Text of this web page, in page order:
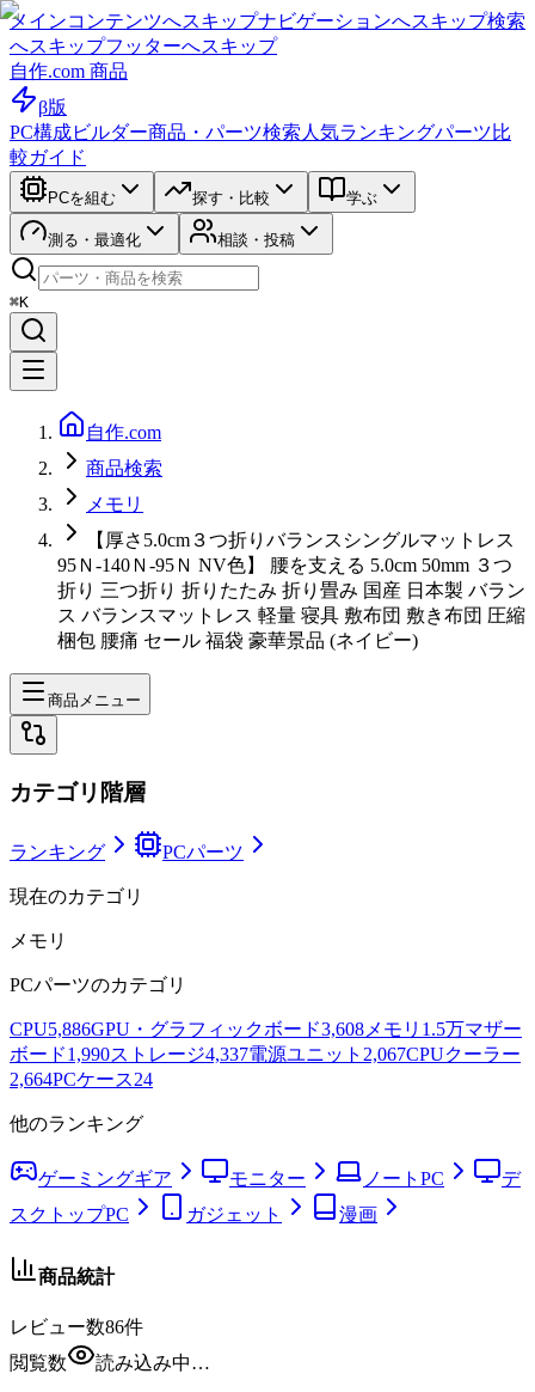
メインコンテンツへスキップナビゲーションへスキップ検索
へスキップフッターへスキップ
自作.com 商品
β版
PC構成ビルダー商品・パーツ検索 人気ランキングパーツ比
較ガイド
PCを組む 探す・比較 学ぶ
測る・最適化 相談・投稿
⌘K
自作.com
商品検索
メモリ
【厚さ5.0cm３つ折りバランスシングルマットレス
95Ｎ-140Ｎ-95Ｎ NV色】 腰を支える 5.0cm 50mm ３つ
折り 三つ折り 折りたたみ 折り畳み 国産 日本製 バラン
ス バランスマットレス 軽量 寝具 敷布団 敷き布団 圧縮
梱包 腰痛 セール 福袋 豪華景品 (ネイビー)
商品メニュー
カテゴリ階層
ランキング PCパーツ
現在のカテゴリ
メモリ
PCパーツのカテゴリ
CPU5,886GPU・グラフィックボード3,608メモリ 1.5万マザー
ボード1,990ストレージ4,337電源ユニット 2,067CPUクーラー
2,664PCケース24
他のランキング
ゲーミングギア モニター ノートPC
デ
スクトップPC
ガジェット 漫画
商品統計
レビュー数86件
閲覧数
読み込み中…